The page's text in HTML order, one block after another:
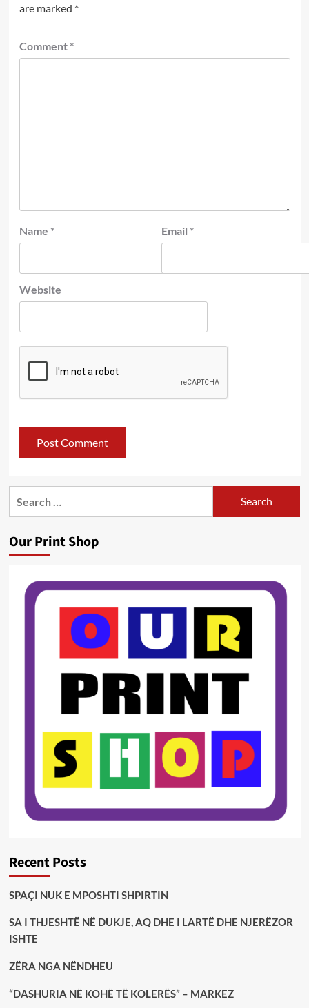
are marked *
Comment *
Name * Email *
Website
Our Print Shop
Recent Posts
SPAÇI NUK E MPOSHTI SHPIRTIN
SA I THJESHTË NË DUKJE, AQ DHE I LARTË DHE NJERËZOR
ISHTE
ZËRA NGA NËNDHEU
“DASHURIA NË KOHË TË KOLERËS” – MARKEZ